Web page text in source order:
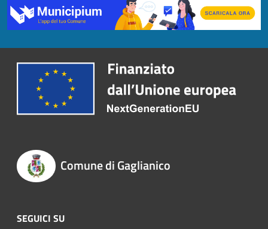
Comune di Gaglianico
SEGUICI SU